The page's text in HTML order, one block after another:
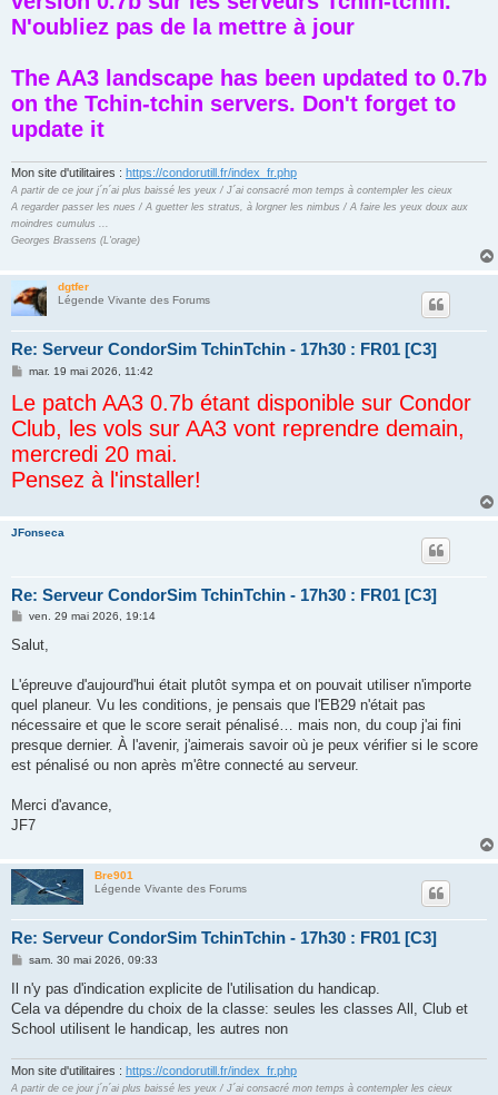
g
e
N'oubliez pas de la mettre à jour
The AA3 landscape has been updated to 0.7b
on the Tchin-tchin servers. Don't forget to
update it
Mon site d'utilitaires : https://condorutill.fr/index_fr.php
A partir de ce jour j´n´ai plus baissé les yeux / J´ai consacré mon temps à contempler les cieux
A regarder passer les nues / A guetter les stratus, à lorgner les nimbus / A faire les yeux doux aux
moindres cumulus ...
Georges Brassens (L'orage)
dgtfer
Légende Vivante des Forums
Re: Serveur CondorSim TchinTchin - 17h30 : FR01 [C3]
M
s
s
a
g
e
mar. 19 mai 2026, 11:42
Le patch AA3 0.7b étant disponible sur Condor
Club, les vols sur AA3 vont reprendre demain,
mercredi 20 mai.
Pensez à l'installer!
JFonseca
Re: Serveur CondorSim TchinTchin - 17h30 : FR01 [C3]
M
s
g
e
ven. 29 mai 2026, 19:14
Salut,
L'épreuve d'aujourd'hui était plutôt sympa et on pouvait utiliser n'importe
quel planeur. Vu les conditions, je pensais que l'EB29 n'était pas
nécessaire et que le score serait pénalisé… mais non, du coup j'ai fini
presque dernier. À l'avenir, j'aimerais savoir où je peux vérifier si le score
est pénalisé ou non après m'être connecté au serveur.
Merci d'avance,
JF7
Bre901
Légende Vivante des Forums
Re: Serveur CondorSim TchinTchin - 17h30 : FR01 [C3]
M
s
a
g
sam. 30 mai 2026, 09:33
Il n'y pas d'indication explicite de l'utilisation du handicap.
Cela va dépendre du choix de la classe: seules les classes All, Club et
School utilisent le handicap, les autres non
Mon site d'utilitaires : https://condorutill.fr/index_fr.php
A partir de ce jour j´n´ai plus baissé les yeux / J´ai consacré mon temps à contempler les cieux